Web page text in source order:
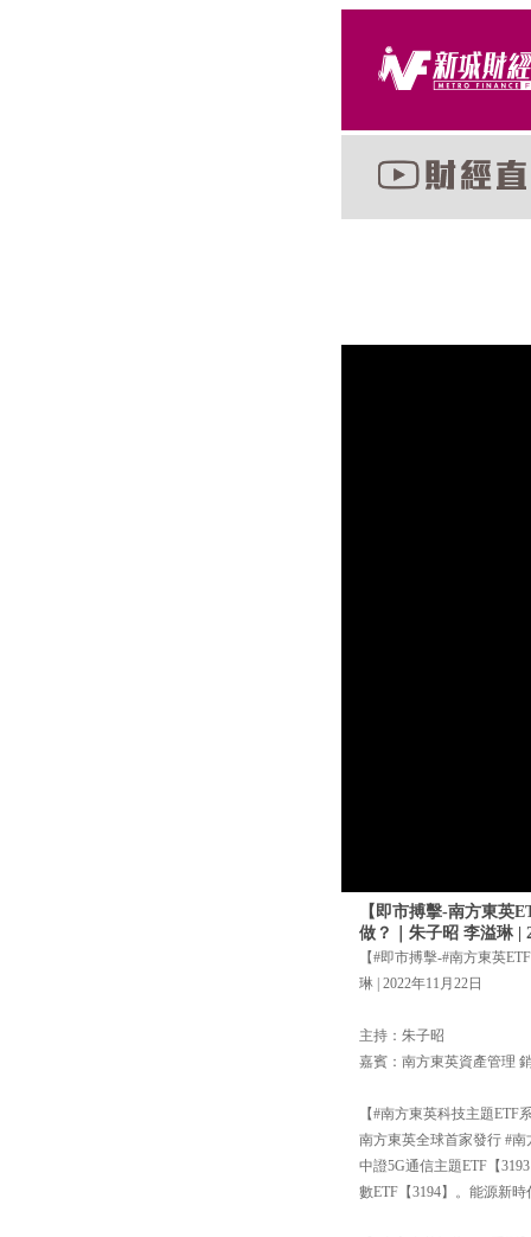
【即市搏擊-南方東英
做？｜朱子昭 李溢琳 |
【#即市搏擊-#南方東英
琳 | 2022年11月22日
主持：朱子昭
嘉賓：南方東英資產管理
【#南方東英科技主題ETF
南方東英全球首家發行 #
中證5G通信主題ETF【
數ETF【3194】。能源新